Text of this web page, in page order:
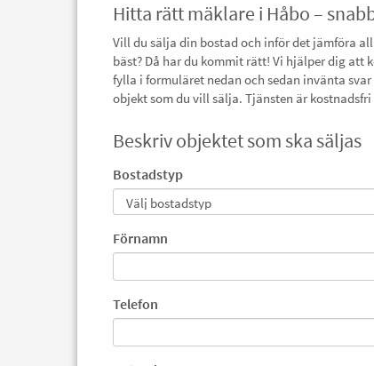
Hitta rätt mäklare i Håbo –
Vill du sälja din bostad och inför det jämföra
bäst? Då har du kommit rätt! Vi hjälper dig att
fylla i formuläret nedan och sedan invänta
objekt som du vill sälja. Tjänsten är
Beskriv objektet som ska säljas
Bostadstyp
Förnamn
Telefon